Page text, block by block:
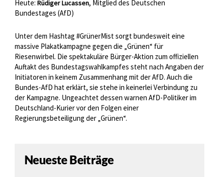
Heute: Rüdiger Lucassen, Mitglied des Deutschen
Bundestages (AfD)
Unter dem Hashtag #GrünerMist sorgt bundesweit eine
massive Plakatkampagne gegen die „Grünen“ für
Riesenwirbel. Die spektakuläre Bürger-Aktion zum offiziellen
Auftakt des Bundestagswahlkampfes steht nach Angaben der
Initiatoren in keinem Zusammenhang mit der AfD. Auch die
Bundes-AfD hat erklärt, sie stehe in keinerlei Verbindung zu
der Kampagne. Ungeachtet dessen warnen AfD-Politiker im
Deutschland-Kurier vor den Folgen einer
Regierungsbeteiligung der „Grünen“.
Neueste Beiträge